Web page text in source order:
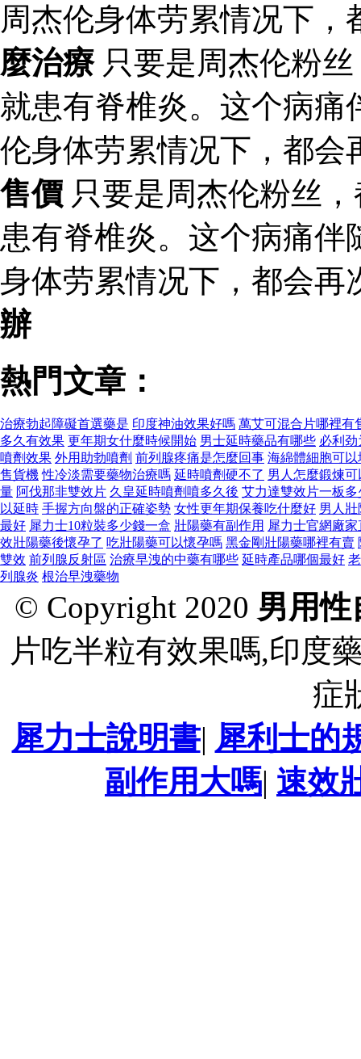
周杰伦身体劳累情况下
麼治療只要是周杰伦粉
就患有脊椎炎。这个病痛
伦身体劳累情况下，都
售價 只要是周杰伦粉丝
患有脊椎炎。这个病痛
身体劳累情况下，都会
辦
熱門文章：
治療勃起障礙首選藥是 印度神油效果好嗎 萬艾可混合片哪裡有
多久有效果 更年期女什麼時候開始 男士延時藥品有哪些 必利
噴劑效果 外用助勃噴劑 前列腺疼痛是怎麼回事 海綿體細胞可以
售貨機 性冷淡需要藥物治療嗎 延時噴劑硬不了 男人怎麼鍛煉可
量 阿伐那非雙效片 久皇延時噴劑噴多久後 艾力達雙效片一板多
以延時 手握方向盤的正確姿勢 女性更年期保養吃什麼好 男人
最好 犀力士10粒裝多少錢一盒 壯陽藥有副作用 犀力士官網廠家
效壯陽藥後懷孕了 吃壯陽藥可以懷孕嗎 黑金剛壯陽藥哪裡有賣
雙效 前列腺反射區 治療早洩的中藥有哪些 延時產品哪個最好
列腺炎 根治早洩藥物
© Copyright 2020 男用性
片吃半粒有效果嗎,印度
症
犀力士說明書| 犀利士的
副作用大嗎| 速效